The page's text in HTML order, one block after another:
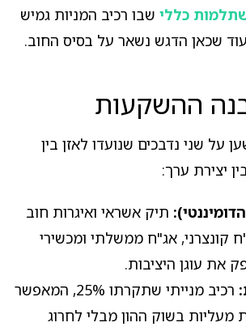
כללישבו רכיב המניות גמיש
שכאן הדגש נשאר על בסיס החוב.
ההשקעות
על שני נדבכים שנועדו לאזן בין
יצירת ערך:
תיק אשראי ואיגרות חוב
קונצרני, אג"ח ממשלתי ומכשירי
את עוגן היציבות.
רכיב מנייתי שתקרתו 25%, המאפשר
מעליות בשוק ההון מבלי לחרוג